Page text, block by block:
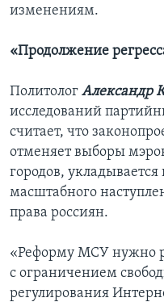
изменениям.
«Продолжение
Политолог Александр
исследований
считает, что
отменяет выборы
городов,
масштабного
права россиян.
«Реформу МСУ нужно
с ограничением
регулирования